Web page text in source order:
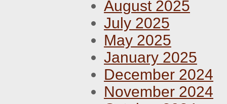
August 2025
July 2025
May 2025
January 2025
December 2024
November 2024